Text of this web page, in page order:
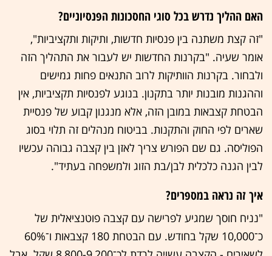
האם ההליך נדרש בכל סוגי החסכונות הפנסיוניים?
"זה קצת משתנה בין פנסיות חדשות, ותיקות ותקציביות",
אומר שעיה. "בקרנות החדשות יש לעבור את התהליך הזה
ולבחור. בקרנות הוותיקות לרוב התנאים פחות גמישים
וההגנות מובנות יותר בתקנון. בנוגע לפנסיות תקציביות, אין
הבטחת קצבאות במובן הזה, אלא מנגנון קבוע של פנסיית
שארים לפי החוק והתקנות. בביטוח מנהלים זה תלוי בסוג
הפוליסה. גם שם הפורש צריך לאזן בין קצבה גבוהה עכשיו
לבין הגנה כלכלית לבן/בת הזוג ולמשפחה בעתיד".
איך זה נראה במספרים?
"נניח חוסך שמגיע לפרישה עם קצבה פוטנציאלית של
כ־10,000 שקל בחודש. עם הבטחת 180 קצבאות ו־60%